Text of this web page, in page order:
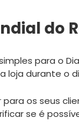
do
para o
loja durante o
os seus
se é